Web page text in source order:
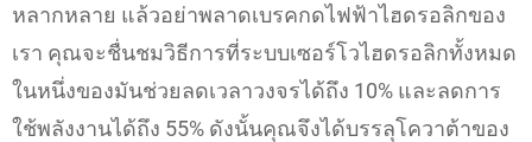
หลากหลาย แล้วอย่าพลาดเบรคกดไฟฟ้าไฮดรอลิกของ
เรา คุณจะชื่นชมวิธีการที่ระบบเซอร์โวไฮดรอลิกทั้งหมด
ในหนึ่งของมันช่วยลดเวลาวงจรได้ถึง 10% และลดการ
ใช้พลังงานได้ถึง 55% ดังนั้นคุณจึงได้บรรลุโควาต้าของ